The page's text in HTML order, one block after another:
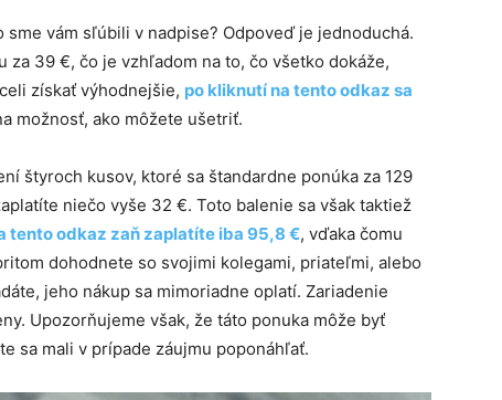
sme vám sľúbili v nadpise? Odpoveď je jednoduchá.
za 39 €, čo je vzhľadom na to, čo všetko dokáže,
získať výhodnejšie, po kliknutí na tento odkaz sa
možnosť, ako môžete ušetriť.
štyroch kusov, ktoré sa štandardne ponúka za 129
niečo vyše 32 €. Toto balenie sa však taktiež
tento odkaz zaň zaplatíte iba 95,8 €, vďaka čomu
dohodnete so svojimi kolegami, priateľmi, alebo
jeho nákup sa mimoriadne oplatí. Zariadenie
Upozorňujeme však, že táto ponuka môže byť
sa mali v prípade záujmu poponáhľať.